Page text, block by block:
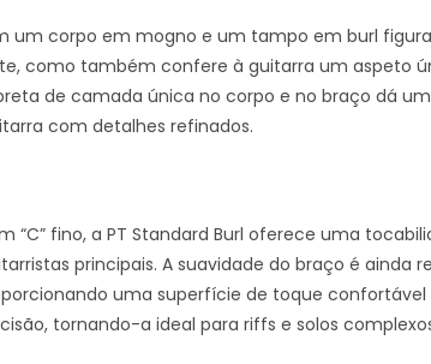
um corpo em mogno e um tampo em burl
como também confere à guitarra um aspeto
de camada única no corpo e no braço dá
com detalhes refinados.
fino, a PT Standard Burl oferece uma
principais. A suavidade do braço é ainda
uma superfície de toque confortável
tornando-a ideal para riffs e solos